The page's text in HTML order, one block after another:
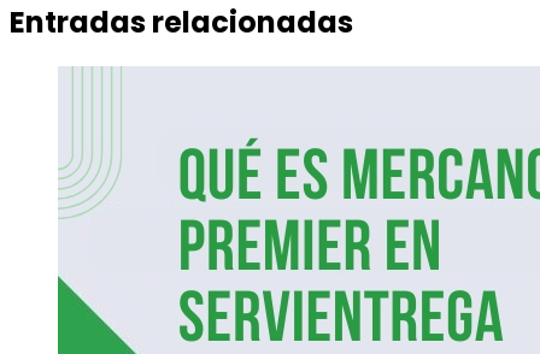
Entradas relacionadas